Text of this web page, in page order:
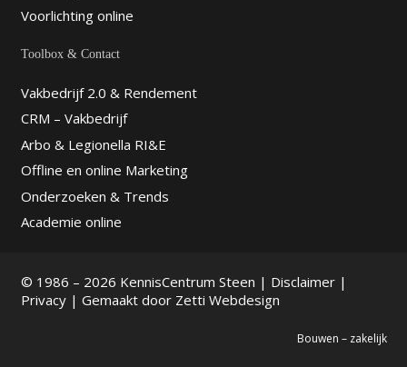
Voorlichting online
Toolbox & Contact
Vakbedrijf 2.0 & Rendement
CRM – Vakbedrijf
Arbo & Legionella RI&E
Offline en online Marketing
Onderzoeken & Trends
Academie online
© 1986 – 2026 KennisCentrum Steen | Disclaimer|
Privacy| Gemaakt door Zetti Webdesign
Bouwen – zakelijk